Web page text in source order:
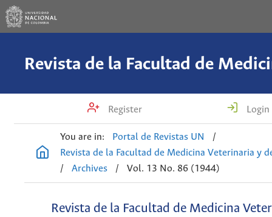
Register Login
You are in: Portal de Revistas UN
/
Revista de la Facultad de Medicina Veterinaria y
/
Archives / Vol. 13 No. 86 (1944)
Revista de la Facultad de Medicina